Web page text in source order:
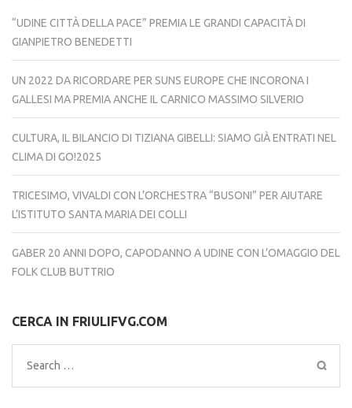
“UDINE CITTÀ DELLA PACE” PREMIA LE GRANDI CAPACITÀ DI
GIANPIETRO BENEDETTI
UN 2022 DA RICORDARE PER SUNS EUROPE CHE INCORONA I
GALLESI MA PREMIA ANCHE IL CARNICO MASSIMO SILVERIO
CULTURA, IL BILANCIO DI TIZIANA GIBELLI: SIAMO GIÀ ENTRATI NEL
CLIMA DI GO!2025
TRICESIMO, VIVALDI CON L’ORCHESTRA “BUSONI” PER AIUTARE
L’ISTITUTO SANTA MARIA DEI COLLI
GABER 20 ANNI DOPO, CAPODANNO A UDINE CON L’OMAGGIO DEL
FOLK CLUB BUTTRIO
CERCA IN FRIULIFVG.COM
Search
for: